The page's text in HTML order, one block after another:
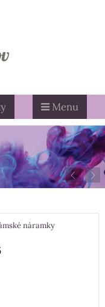
Menu
náramky